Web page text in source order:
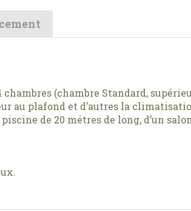
chambres (chambre Standard,
au plafond et d’autres la
de 20 métres de long, d’un